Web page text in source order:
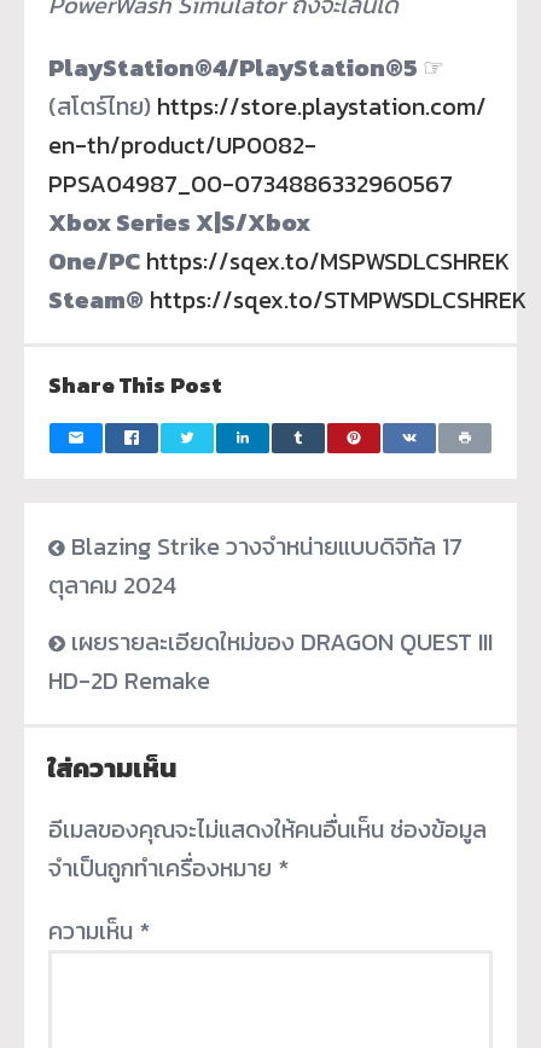
PlayStation®4/PlayStation®5 ☞
(สโตร์ไทย) https://store.playstation.com/
en-th/product/UP0082-
PPSA04987_00-0734886332960567
Xbox Series X|S/Xbox
One/PC https://sqex.to/MSPWSDLCSHREK
Steam® https://sqex.to/STMPWSDLCSHREK
Share This Post
Blazing Strike วางจำหน่ายแบบดิจิทัล 17
ตุลาคม 2024
เผยรายละเอียดใหม่ของ DRAGON QUEST III
HD-2D Remake
ใส่ความเห็น
อีเมลของคุณจะไม่แสดงให้คนอื่นเห็น ช่องข้อมูล
จำเป็นถูกทำเครื่องหมาย *
ความเห็น *